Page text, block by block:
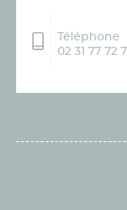
Téléphone
02 31 77 72